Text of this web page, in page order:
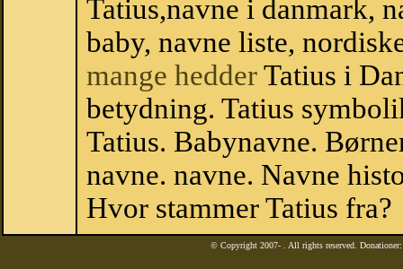
Tatius,navne i danmark,
baby, navne liste,
mange hedderTatius i
betydning. Tatius
Tatius. Babynavne.
navne. navne. Navne
Hvor stammer Tatius fra?
© Copyright 2007- . All rights reserved.